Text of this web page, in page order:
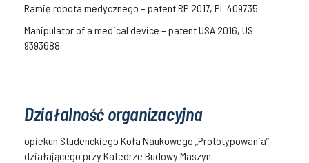
Ramię robota medycznego – patent RP 2017, PL 409735
Manipulator of a medical device – patent USA 2016, US
9393688
Działalność organizacyjna
opiekun Studenckiego Koła Naukowego „Prototypowania”
działającego przy Katedrze Budowy Maszyn